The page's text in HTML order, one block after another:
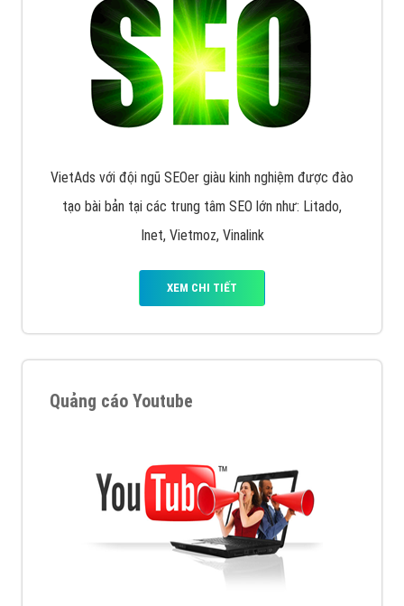
VietAds với đội ngũ SEOer giàu kinh nghiệm được đào
tạo bài bản tại các trung tâm SEO lớn như: Litado,
Inet, Vietmoz, Vinalink
XEM CHI TIẾT
Quảng cáo Youtube